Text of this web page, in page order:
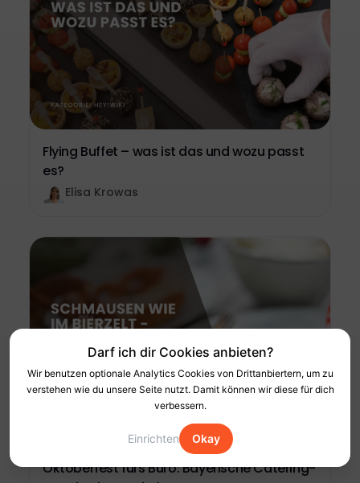
Flying Buffet – was ist das und wozu passt
es?
Elisa Krowas
Oktoberfest fürs Büro: Bayerische Catering-
Darf ich dir Cookies anbieten?
Wir benutzen optionale Analytics Cookies von Drittanbiertern, um zu
verstehen wie du unsere Seite nutzt. Damit können wir diese für dich
verbessern.
Einrichten Okay